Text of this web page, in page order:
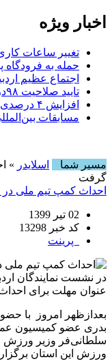
اخبار ویژه
تغییر ساعات
حمله به فرودگاه
اجتماع عظیم
تایید صلاحیت ۹۸درصد نامزدهای شوراهای روستای اردبیل
افزایش ۴ درصدی تصادفات فوتی در جاده‌های اردبیل
مسابقات
مسیر شما
اسلایدر »
گرفت
احداث کمپ تیم ملی
02 تیر 1399
کد خبر 13298
پرینت
در نشست نمایندگان
عنوان مهلت برای
بعدازظهر امروز با
بدری عضو کمیسیون
سلطانی‌فر وزیر ورزش
ورزش این استان